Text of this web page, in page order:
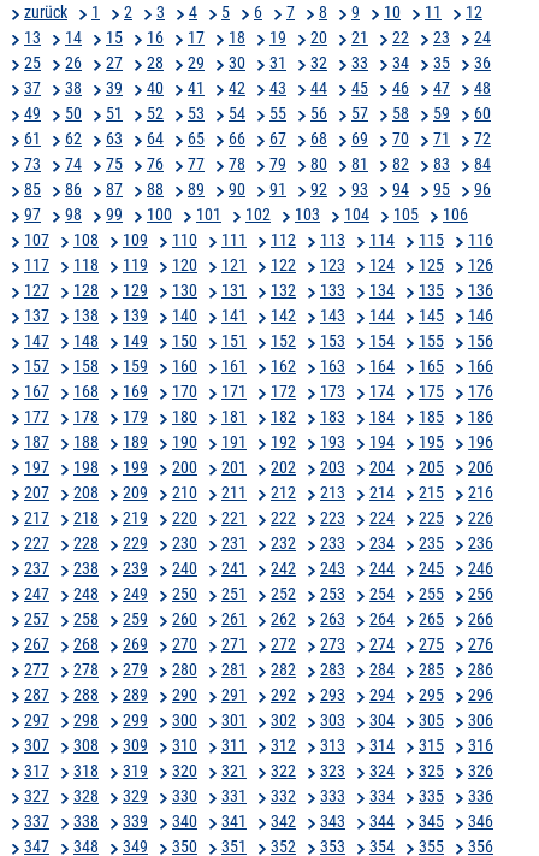
zurück 1 2 3 4 5 6 7 8 9 10 11
12
13
14 15 16 17 18 19 20 21 22 23
24
25
26 27 28 29 30 31 32 33 34 35
36
37
38 39 40 41 42 43 44 45 46 47
48
49
50 51 52 53 54 55 56 57 58 59
60
61
62 63 64 65 66 67 68 69 70 71
72
73
74 75 76 77 78 79 80 81 82 83
84
85
86 87 88 89 90 91 92 93 94 95
96
97
98 99 100 101 102 103 104 105
106
107
108 109 110 111 112 113 114 115
116
117
118 119 120 121 122 123 124 125
126
127
128 129 130 131 132 133 134 135
136
137
138 139 140 141 142 143 144 145
146
147
148 149 150 151 152 153 154 155
156
157
158 159 160 161 162 163 164 165
166
167
168 169 170 171 172 173 174 175
176
177
178 179 180 181 182 183 184 185
186
187
188 189 190 191 192 193 194 195
196
197
198 199 200 201 202 203 204 205
206
207
208 209 210 211 212 213 214 215
216
217
218 219 220 221 222 223 224 225
226
227
228 229 230 231 232 233 234 235
236
237
238 239 240 241 242 243 244 245
246
247
248 249 250 251 252 253 254 255
256
257
258 259 260 261 262 263 264 265
266
267
268 269 270 271 272 273 274 275
276
277
278 279 280 281 282 283 284 285
286
287
288 289 290 291 292 293 294 295
296
297
298 299 300 301 302 303 304 305
306
307
308 309 310 311 312 313 314 315
316
317
318 319 320 321 322 323 324 325
326
327
328 329 330 331 332 333 334 335
336
337
338 339 340 341 342 343 344 345
346
347
348 349 350 351 352 353 354 355
356